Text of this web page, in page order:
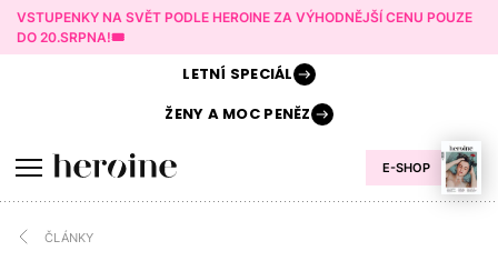
VSTUPENKY NA SVĚT PODLE HEROINE ZA VÝHODNĚJŠÍ CENU POUZE
DO 20.SRPNA!🎟️
E-SHOP
LETNÍ SPECIÁL
ŽENY AMOC PENĚZ
ČLÁNKY